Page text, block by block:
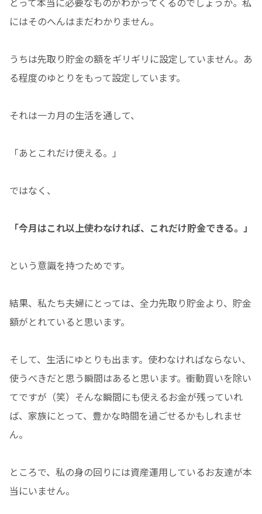
にはそのへんはまだわかりません。
うちは先取り貯金の額をギリギリに設定していません。あ
る程度のゆとりをもって設定しています。
それは一カ月の生活を通して、
「あとこれだけ使える。」
ではなく、
「今月はこれ以上使わなければ、これだけ貯金できる。」
という意識を持つためです。
結果、私たち夫婦にとっては、全力先取り貯金より、貯金
額がとれていると思います。
そして、生活にゆとりも出ます。使わなければならない、
使うべきだと思う瞬間はあると思います。衝動買いを除い
てですが（笑）そんな瞬間にも使えるお金が残っていれ
ば、家族にとって、豊かな時間を過ごせるかもしれませ
ん。
ところで、私の身の回りには資産運用しているお友達が本
当にいません。